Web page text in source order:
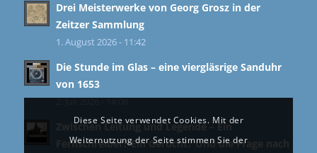
Drei Meisterwerke von Georg Grosz in der
Zeitzer Sammlung
1. August 2026 - 11:42
Die Stunde im Glas – eine viergläsrige Sanduhr
von 1653
2. Juli 2026 - 14:08
Zwischen Leitung und Legende – Ein
Fernschreiber? Ein Gerücht? Und die Frage nach
Diese Seite verwendet Cookies. Mit der
Weiternutzung der Seite stimmen Sie der